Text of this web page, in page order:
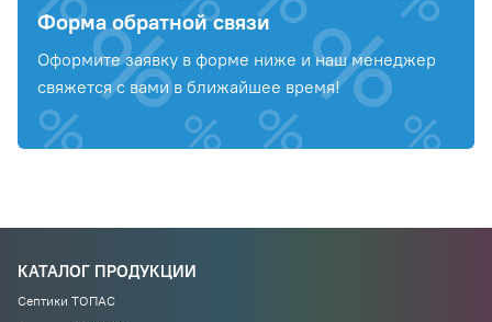
Форма обратной связи
Оформите заявку в форме ниже и наш менеджер
свяжется с вами в ближайшее время!
КАТАЛОГ ПРОДУКЦИИ
Септики ТОПАС